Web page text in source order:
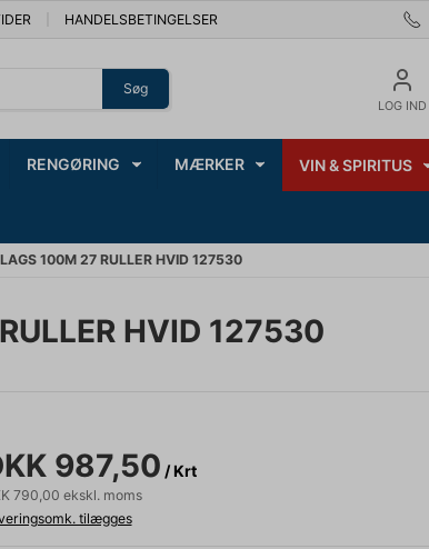
HANDELSBETINGELSER
Søg
LOG IND
RENGØRING MÆRKER VIN & SPIRITUS
100M 27 RULLER HVID 127530
HVID 127530
987,50 / Krt
790,00 ekskl. moms
tilægges